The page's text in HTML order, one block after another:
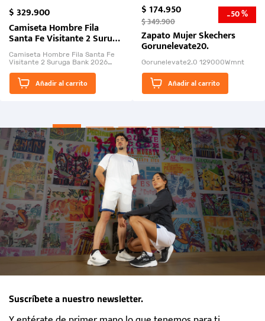
$329.900
Camiseta Hombre Fila
Santa Fe Visitante 2 Suruga
Bank 2026
Camiseta Hombre Fila Santa Fe
Visitante 2 Suruga Bank 2026
El Rugido del Sol Naciente:
“Primeros para la Et...
Añadir al carrito
$174.950
$349.900 -50 %
Zapato Mujer Skechers
Gorunelevate20.
Gorunelevate2.0 129000Wmnt
Añadir al carrito
Suscríbete a nuestro newsletter.